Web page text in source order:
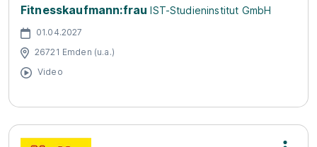
Fitnesskaufmann:frau IST-Studieninstitut GmbH
01.04.2027
26721 Emden (u.a.)
Video